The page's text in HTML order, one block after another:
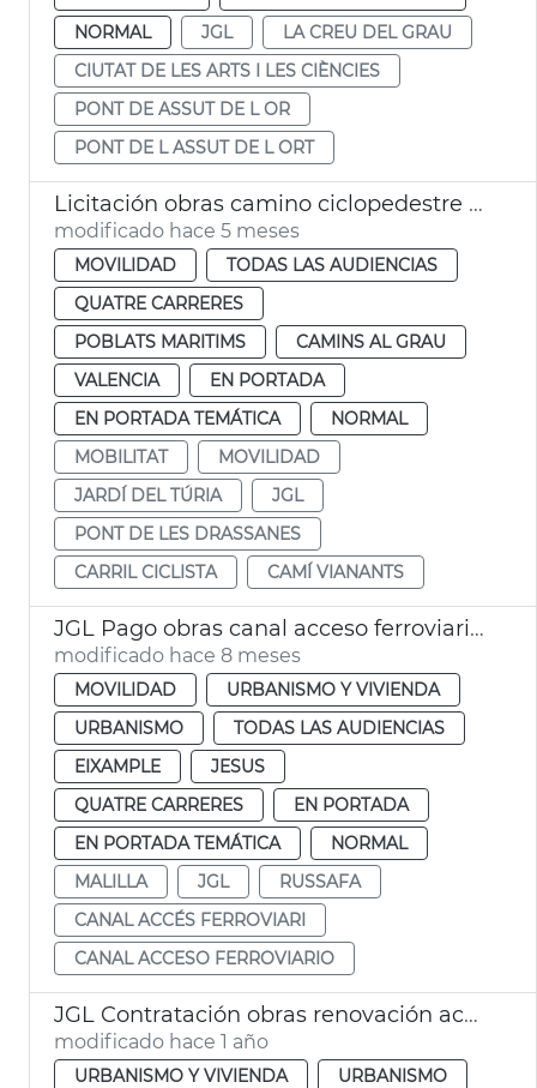
NORMAL
JGL
LA CREU DEL GRAU
CIUTAT DE LES ARTS I LES CIÈNCIES
PONT DE ASSUT DE L OR
PONT DE L ASSUT DE L ORT
Licitación obras camino ciclopedestre Jardín Túria València
modificado hace 5 meses
MOVILIDAD
TODAS LAS AUDIENCIAS
QUATRE CARRERES
POBLATS MARITIMS
CAMINS AL GRAU
VALENCIA
EN PORTADA
EN PORTADA TEMÁTICA
NORMAL
MOBILITAT
MOVILIDAD
JARDÍ DEL TÚRIA
JGL
PONT DE LES DRASSANES
CARRIL CICLISTA
CAMÍ VIANANTS
JGL Pago obras canal acceso ferroviario València
modificado hace 8 meses
MOVILIDAD
URBANISMO Y VIVIENDA
URBANISMO
TODAS LAS AUDIENCIAS
EIXAMPLE
JESUS
QUATRE CARRERES
EN PORTADA
EN PORTADA TEMÁTICA
NORMAL
MALILLA
JGL
RUSSAFA
CANAL ACCÉS FERROVIARI
CANAL ACCESO FERROVIARIO
JGL Contratación obras renovación aceras València
modificado hace 1 año
URBANISMO Y VIVIENDA
URBANISMO